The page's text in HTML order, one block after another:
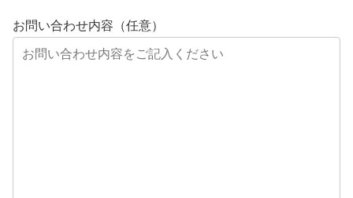
お問い合わせ内容（任意）